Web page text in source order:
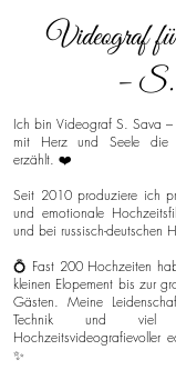
Videograf
–
Ich bin Videograf S. Sava
mit Herz und Seele die
erzählt. ❤️
Seit 2010 produziere ich
und emotionale
und bei russisch-deutschen
💍 Fast 200 Hochzeiten
kleinen Elopement bis zur
Gästen. Meine
Technik und viel
Hochzeitsvideografievoller
✨